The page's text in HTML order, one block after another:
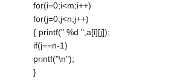
for(i=0;i<m;i++)
for(j=0;j<n;j++)
{ printf(" %d ",a[i][j]);
if(j==n-1)
printf("\n");
}